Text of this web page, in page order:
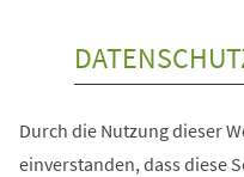
Durch die Nutzung dieser
einverstanden, dass diese